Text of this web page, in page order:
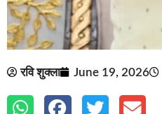
रवि शुक्ला June 19, 2026